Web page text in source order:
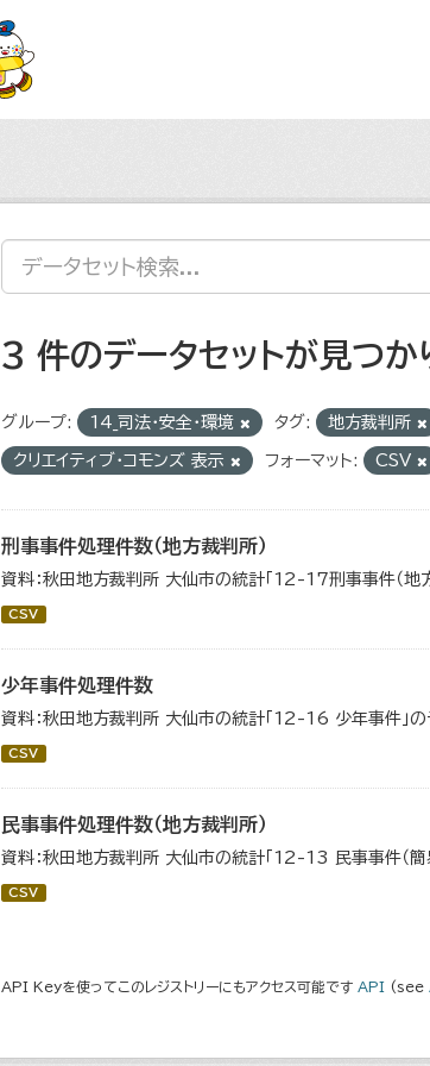
3 件のデータセットが見つか
グループ: 14_司法・安全・環境 タグ: 地方裁判所
クリエイティブ・コモンズ 表示 フォーマット: CSV
刑事事件処理件数（地方裁判所）
資料：秋田地方裁判所 大仙市の統計「12-17刑事事件（地
CSV
少年事件処理件数
資料：秋田地方裁判所 大仙市の統計「12-16 少年事件」の
CSV
民事事件処理件数（地方裁判所）
資料：秋田地方裁判所 大仙市の統計「12-13 民事事件（簡
CSV
API Keyを使ってこのレジストリーにもアクセス可能です API (see